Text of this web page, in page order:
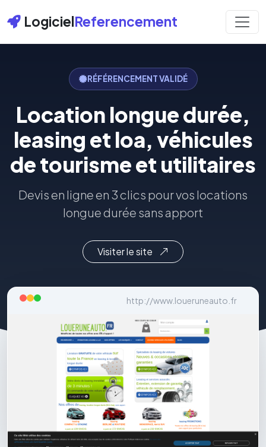
LogicielReferencement
RÉFÉRENCEMENT VALIDÉ
Location longue durée,
leasing et loa, véhicules
de tourisme et utilitaires
Devis en ligne en 3 clics pour vos locations
longue durée sans apport
Visiter le site
http://www.loueruneauto.fr